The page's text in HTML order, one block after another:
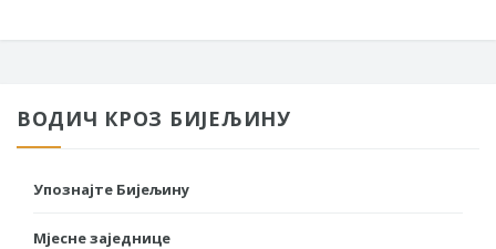
ВОДИЧ КРОЗ БИЈЕЉИНУ
Упознајте Бијељину
Мјесне заједнице